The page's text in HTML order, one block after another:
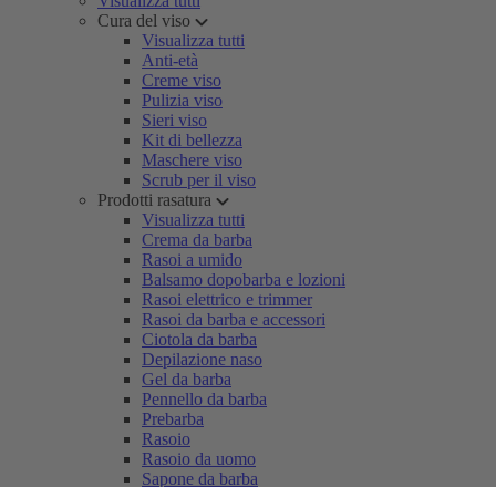
Cura del viso
Visualizza tutti
Anti-età
Creme viso
Pulizia viso
Sieri viso
Kit di bellezza
Maschere viso
Scrub per il viso
Prodotti rasatura
Visualizza tutti
Crema da barba
Rasoi a umido
Balsamo dopobarba e lozioni
Rasoi elettrico e trimmer
Rasoi da barba e accessori
Ciotola da barba
Depilazione naso
Gel da barba
Pennello da barba
Prebarba
Rasoio
Rasoio da uomo
Sapone da barba